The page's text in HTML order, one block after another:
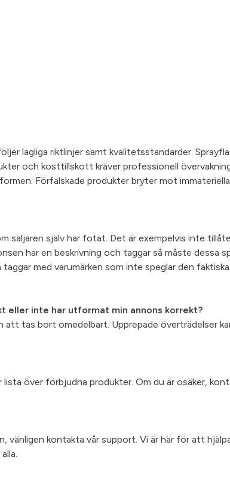
lagliga riktlinjer samt kvalitetsstandarder.
och kosttillskott kräver professionell
Förfalskade produkter bryter mot
säljaren själv har fotat. Det är exempelvis inte
har en beskrivning och taggar så måste dessa
med varumärken som inte speglar den
eller inte har utformat min annons korrekt?
tas bort omedelbart. Upprepade överträdelser
över förbjudna produkter. Om du är osäker,
vänligen kontakta vår support. Vi är här för att